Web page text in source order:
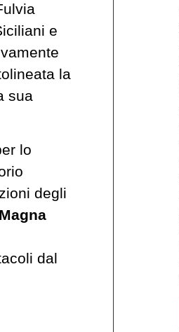
e
la
sua
lo
degli
Magna
dal